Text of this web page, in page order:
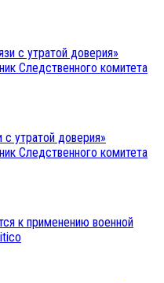
утратой доверия»
Следственного комитета